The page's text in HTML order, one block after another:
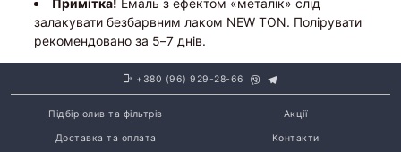
залакувати безбарвним лаком NEW TON. Полірувати
рекомендовано за 5–7 днів.
+380 (96) 929-28-66
Підбір олив та фільтрів Акції
Доставка та оплата Контакти